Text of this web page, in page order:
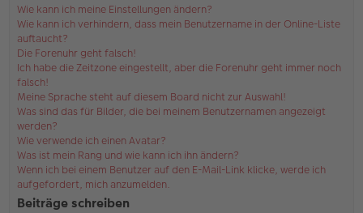
Wie kann ich meine Einstellungen ändern?
Wie kann ich verhindern, dass mein Benutzername in der Online-Liste
auftaucht?
Die Forenuhr geht falsch!
Ich habe die Zeitzone eingestellt, aber die Forenuhr geht immer noch
falsch!
Meine Sprache steht auf diesem Board nicht zur Auswahl!
Was sind das für Bilder, die bei meinem Benutzernamen angezeigt
werden?
Wie verwende ich einen Avatar?
Was ist mein Rang und wie kann ich ihn ändern?
Wenn ich bei einem Benutzer auf den E-Mail-Link klicke, werde ich
aufgefordert, mich anzumelden.
Beiträge schreiben